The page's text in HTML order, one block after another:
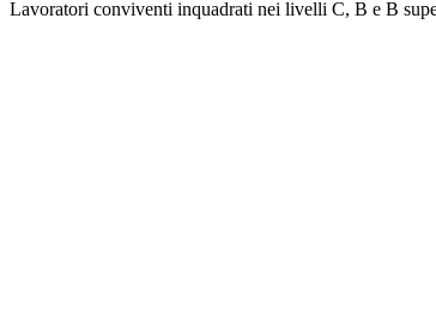
Lavoratori conviventi inquadrati nei livelli C, B e B